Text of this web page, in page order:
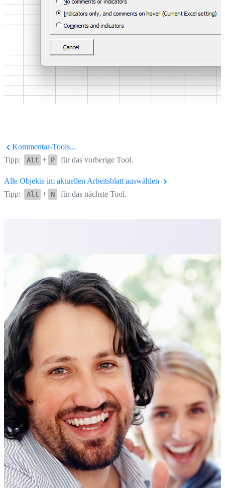
Kommentar-Tools...
Tipp:
Alt + P für das vorherige Tool.
Alle Objekte im aktuellen Arbeitsblatt auswählen
Tipp:
Alt + N für das nächste Tool.